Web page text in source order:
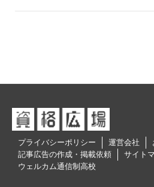
プライバシーポリシー 運営会社
記事広告の作成・掲載依頼
サイト
ウェルカム通信制高校